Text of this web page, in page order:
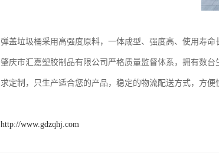
弹盖垃圾桶采用高强度原料，一体成型、强度高、使用寿
肇庆市汇嘉塑胶制品有限公司严格质量监督体系，拥有数
求定制，只生产适合您的产品，稳定的物流配送方式，方便
http://www.gdzqhj.com